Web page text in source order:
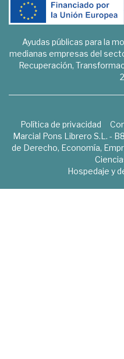
Ayudas públicas para la
medianas empresas del
Recuperación,
Política de privacidad
Marcial Pons Librero S.L. -
de Derecho, Economía,
Hospedaje y